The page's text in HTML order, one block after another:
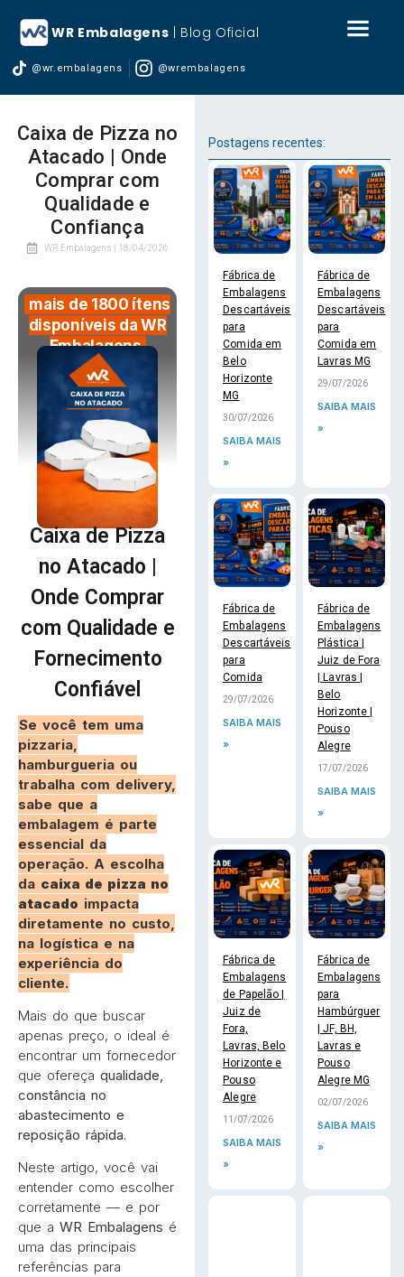
WR Embalagens | Blog Oficial
@wr.embalagens @wrembalagens
Caixa de Pizza no
Atacado | Onde
Comprar com
Qualidade e
Confiança
WR Embalagens | 18/04/2026
mais de 1800 ítens
disponíveis da WR
Embalagens
Caixa de Pizza
no Atacado |
Onde Comprar
com Qualidade e
Fornecimento
Confiável
Se você tem uma
pizzaria,
hamburgueria ou
trabalha com delivery,
sabe que a
embalagem é parte
essencial da
operação. A escolha
da caixa de pizza no
atacado impacta
diretamente no custo,
na logística e na
experiência do
cliente.
Mais do que buscar
apenas preço, o ideal é
encontrar um fornecedor
que ofereça qualidade,
constância no
abastecimento e
reposição rápida.
Neste artigo, você vai
entender como escolher
corretamente — e por
que a WR Embalagens é
uma das principais
referências para
Postagens recentes:
Fábrica de
Embalagens
Descartáveis
para
Comida em
Belo
Horizonte
MG
30/07/2026
SAIBA MAIS
»
Fábrica de
Embalagens
Descartáveis
para
Comida em
Lavras MG
29/07/2026
SAIBA MAIS
»
Fábrica de
Embalagens
Descartáveis
para
Comida
29/07/2026
SAIBA MAIS
»
Fábrica de
Embalagens
Plástica |
Juiz de Fora
| Lavras |
Belo
Horizonte |
Pouso
Alegre
17/07/2026
SAIBA MAIS
»
Fábrica de
Embalagens
de Papelão |
Juiz de
Fora,
Lavras, Belo
Horizonte e
Pouso
Alegre
11/07/2026
SAIBA MAIS
»
Fábrica de
Embalagens
para
Hambúrguer
| JF, BH,
Lavras e
Pouso
Alegre MG
02/07/2026
SAIBA MAIS
»